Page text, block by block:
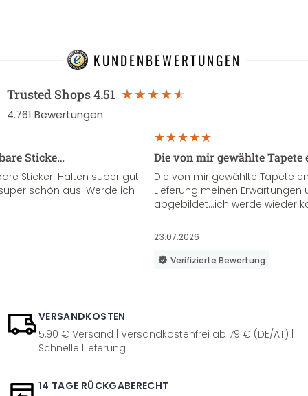
KUNDENBEWERTUNGEN
Trusted Shops4.51
4.761 Bewertungen
Sticke…
Sticker. Halten super gut
schön aus. Werde ich
Die von mir gewählte
Die von mir gewählte Tapete
Lieferung meinen Erwartungen
abgebildet...ich werde wieder
23.07.2026
Verifizierte Bewertung
VERSANDKOSTEN
5,90 € Versand | Versandkostenfrei ab 79 € (DE/AT) |
Schnelle Lieferung
14 TAGE RÜCKGABERECHT